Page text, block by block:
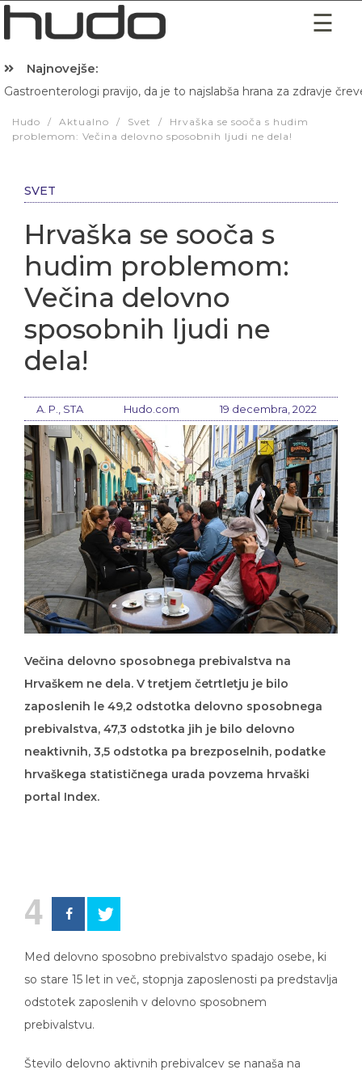
Najnovejše:
Gastroenterologi pravijo, da je to najslabša hrana za zdravje
Hudo / Aktualno / Svet /
Hrvaška se sooča s hudim
problemom: Večina delovno sposobnih ljudi ne dela!
SVET
Hrvaška se sooča s
hudim problemom:
Večina delovno
sposobnih ljudi ne
dela!
A. P., STA Hudo.com 19 decembra, 2022
Večina delovno sposobnega prebivalstva na
Hrvaškem ne dela. V tretjem četrtletju je bilo
zaposlenih le 49,2 odstotka delovno sposobnega
prebivalstva, 47,3 odstotka jih je bilo delovno
neaktivnih, 3,5 odstotka pa brezposelnih, podatke
hrvaškega statističnega urada povzema hrvaški
portal Index.
4
Med delovno sposobno prebivalstvo spadajo osebe, ki
so stare 15 let in več, stopnja zaposlenosti pa predstavlja
odstotek zaposlenih v delovno sposobnem
prebivalstvu.
Število delovno aktivnih prebivalcev se nanaša na